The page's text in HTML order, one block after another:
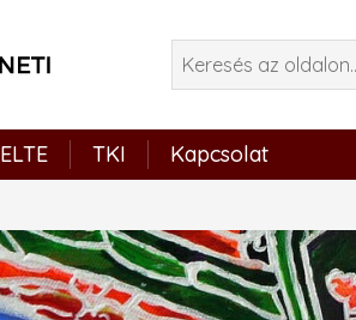
ELTE TKI Kapcsolat